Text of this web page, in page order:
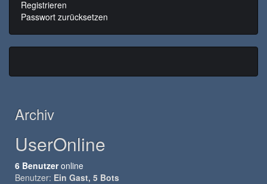
Registrieren
Passwort zurücksetzen
Archiv
UserOnline
6 Benutzeronline
Benutzer: Ein Gast, 5 Bots